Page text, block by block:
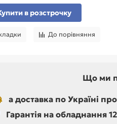
в розстрочку
До порівняння
Що ми
а доставка по Україні
Гарантія на обладнання